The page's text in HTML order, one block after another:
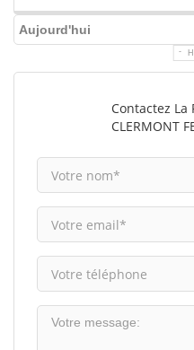
Aujourd'hui
Contactez
CLERMONT